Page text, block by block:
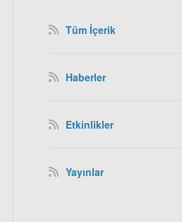
Tüm İçerik
Haberler
Etkinlikler
Yayınlar